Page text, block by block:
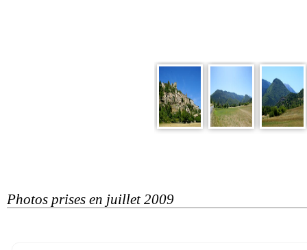
Photos prises en juillet 2009